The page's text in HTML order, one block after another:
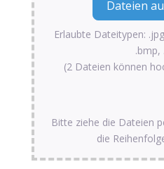
Erlaubte Dateitypen:
.bmp,
(2 Dateien können
Bitte ziehe die Dateien
die